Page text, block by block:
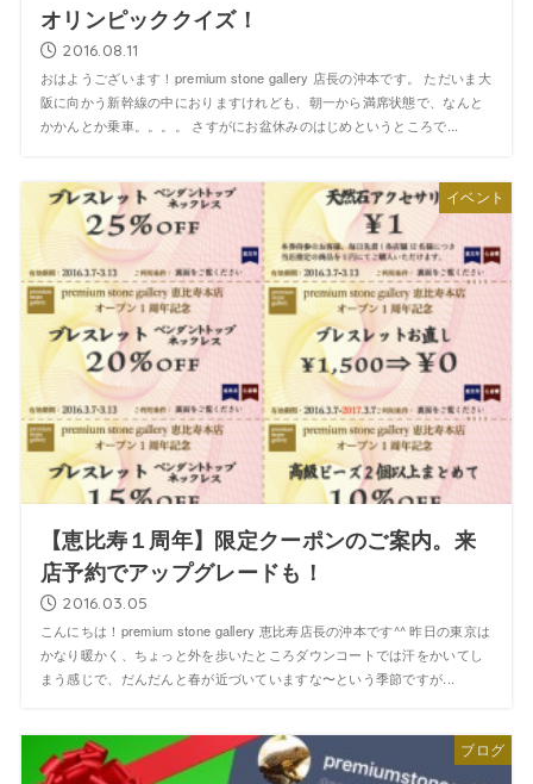
オリンピッククイズ！
2016.08.11
おはようございます！premium stone gallery 店長の沖本です。 ただいま大
阪に向かう新幹線の中におりますけれども、朝一から満席状態で、なんと
かかんとか乗車。。。。 さすがにお盆休みのはじめというところで...
イベント
【恵比寿１周年】限定クーポンのご案内。来
店予約でアップグレードも！
2016.03.05
こんにちは！premium stone gallery 恵比寿店長の沖本です^^ 昨日の東京は
かなり暖かく、ちょっと外を歩いたところダウンコートでは汗をかいてし
まう感じで、だんだんと春が近づいていますな〜という季節ですが...
ブログ